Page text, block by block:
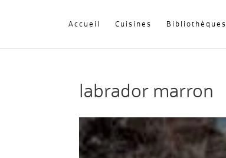
Accueil Cuisines Bibliothèques
labrador marron